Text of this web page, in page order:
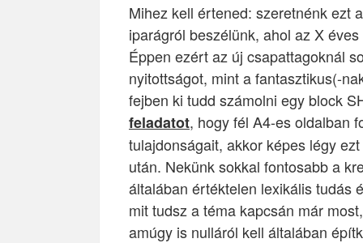
Mihez kell értened: szeretnénk ezt
iparágról beszélünk, ahol az X
Éppen ezért az új csapattagoknál
nyitottságot, mint a fantasztikus(-
fejben ki tudd számolni egy block
feladatot, hogy fél A4-es oldalban
tulajdonságait, akkor képes légy
után. Nekünk sokkal fontosabb a
általában értéktelen lexikális tudás
mit tudsz a téma kapcsán már
amúgy is nulláról kell általában